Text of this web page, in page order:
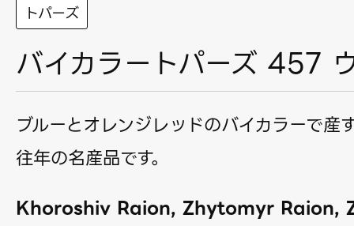
トパーズ
バイカラートパーズ 457
ブルーとオレンジレッドのバイカラーで産
往年の名産品です。
Khoroshiv Raion, Zhytomyr Raion,